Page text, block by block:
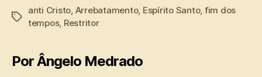
Tags
anti Cristo, Arrebatamento, Espírito Santo, fim dos
tempos, Restritor
Por Ângelo Medrado